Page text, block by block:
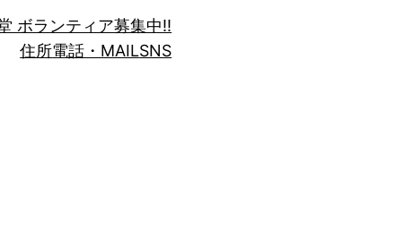
ボランティア募集中!!
住所電話・MAILSNS